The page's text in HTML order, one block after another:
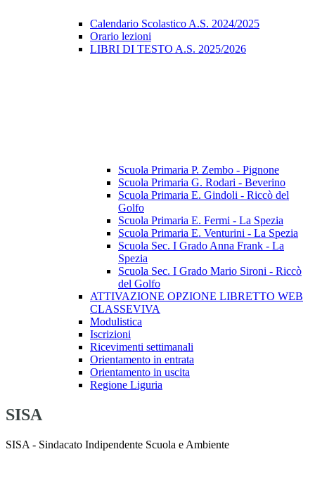
Calendario Scolastico A.S. 2024/2025
Orario lezioni
LIBRI DI TESTO A.S. 2025/2026
Scuola Primaria P. Zembo - Pignone
Scuola Primaria G. Rodari - Beverino
Scuola Primaria E. Gindoli - Riccò del
Golfo
Scuola Primaria E. Fermi - La Spezia
Scuola Primaria E. Venturini - La Spezia
Scuola Sec. I Grado Anna Frank - La
Spezia
Scuola Sec. I Grado Mario Sironi - Riccò
del Golfo
ATTIVAZIONE OPZIONE LIBRETTO WEB
CLASSEVIVA
Modulistica
Iscrizioni
Ricevimenti settimanali
Orientamento in entrata
Orientamento in uscita
Regione Liguria
SISA
SISA - Sindacato Indipendente Scuola e Ambiente